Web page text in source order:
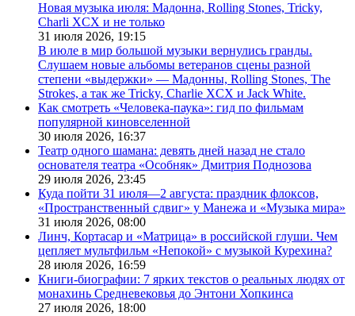
Новая музыка июля: Мадонна, Rolling Stones, Tricky,
Charli XCX и не только
31 июля 2026, 19:15
В июле в мир большой музыки вернулись гранды.
Слушаем новые альбомы ветеранов сцены разной
степени «выдержки» — Мадонны, Rolling Stones, The
Strokes, а так же Tricky, Charlie XCX и Jack White.
Как смотреть «Человека-паука»: гид по фильмам
популярной киновселенной
30 июля 2026, 16:37
Театр одного шамана: девять дней назад не стало
основателя театра «Особняк» Дмитрия Поднозова
29 июля 2026, 23:45
Куда пойти 31 июля—2 августа: праздник флоксов,
«Пространственный сдвиг» у Манежа и «Музыка мира»
31 июля 2026, 08:00
Линч, Кортасар и «Матрица» в российской глуши. Чем
цепляет мультфильм «Непокой» с музыкой Курехина?
28 июля 2026, 16:59
Книги-биографии: 7 ярких текстов о реальных людях от
монахинь Средневековья до Энтони Хопкинса
27 июля 2026, 18:00